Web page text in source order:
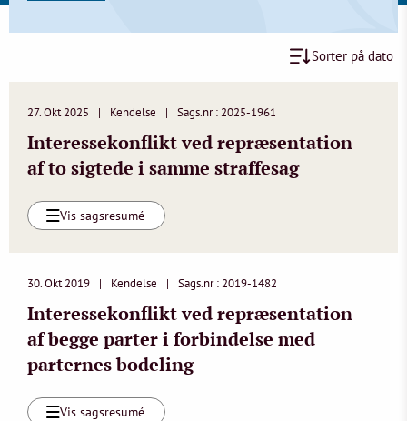
Sorter på dato
27. Okt 2025 Kendelse Sags.nr : 2025-1961
Interessekonflikt ved repræsentation
af to sigtede i samme straffesag
Vis sagsresumé
30. Okt 2019 Kendelse Sags.nr : 2019-1482
Interessekonflikt ved repræsentation
af begge parter i forbindelse med
parternes bodeling
Vis sagsresumé